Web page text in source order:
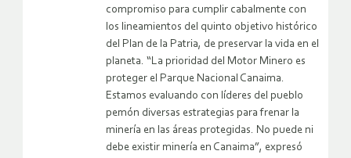
compromiso para cumplir cabalmente con
los lineamientos del quinto objetivo histórico
del Plan de la Patria, de preservar la vida en el
planeta. “La prioridad del Motor Minero es
proteger el Parque Nacional Canaima.
Estamos evaluando con líderes del pueblo
pemón diversas estrategias para frenar la
minería en las áreas protegidas. No puede ni
debe existir minería en Canaima”, expresó